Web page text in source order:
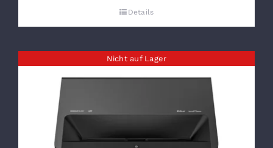
Details
Nicht auf Lager